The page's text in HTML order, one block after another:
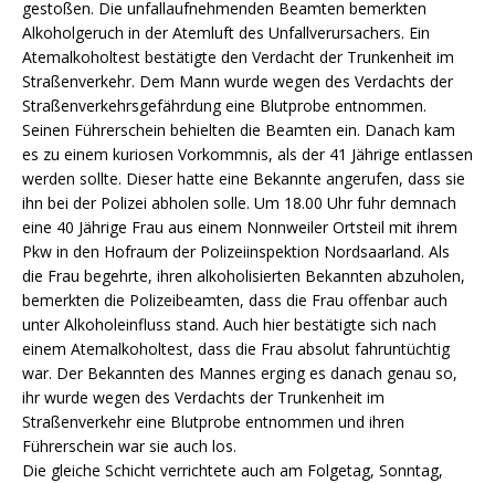
gestoßen. Die unfallaufnehmenden Beamten bemerkten
Alkoholgeruch in der Atemluft des Unfallverursachers. Ein
Atemalkoholtest bestätigte den Verdacht der Trunkenheit im
Straßenverkehr. Dem Mann wurde wegen des Verdachts der
Straßenverkehrsgefährdung eine Blutprobe entnommen.
Seinen Führerschein behielten die Beamten ein. Danach kam
es zu einem kuriosen Vorkommnis, als der 41 Jährige entlassen
werden sollte. Dieser hatte eine Bekannte angerufen, dass sie
ihn bei der Polizei abholen solle. Um 18.00 Uhr fuhr demnach
eine 40 Jährige Frau aus einem Nonnweiler Ortsteil mit ihrem
Pkw in den Hofraum der Polizeiinspektion Nordsaarland. Als
die Frau begehrte, ihren alkoholisierten Bekannten abzuholen,
bemerkten die Polizeibeamten, dass die Frau offenbar auch
unter Alkoholeinfluss stand. Auch hier bestätigte sich nach
einem Atemalkoholtest, dass die Frau absolut fahruntüchtig
war. Der Bekannten des Mannes erging es danach genau so,
ihr wurde wegen des Verdachts der Trunkenheit im
Straßenverkehr eine Blutprobe entnommen und ihren
Führerschein war sie auch los.
Die gleiche Schicht verrichtete auch am Folgetag, Sonntag,